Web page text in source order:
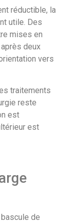
réductible, la
utile. Des
mises en
deux
vers
traitements
reste
est
est
de